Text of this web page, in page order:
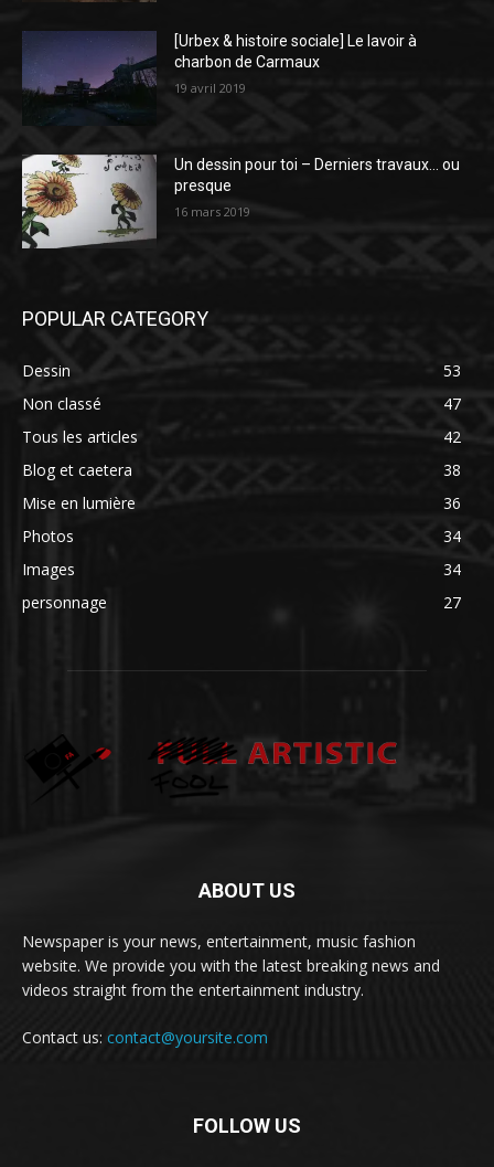
[Urbex & histoire sociale] Le lavoir à
charbon de Carmaux
19 avril 2019
Un dessin pour toi – Derniers travaux… ou
presque
16 mars 2019
POPULAR CATEGORY
Dessin
53
Non classé
47
Tous les articles
42
Blog et caetera
38
Mise en lumière
36
Photos
34
Images
34
personnage
27
ABOUT US
Newspaper is your news, entertainment, music fashion
website. We provide you with the latest breaking news and
videos straight from the entertainment industry.
Contact us: contact@yoursite.com
FOLLOW US